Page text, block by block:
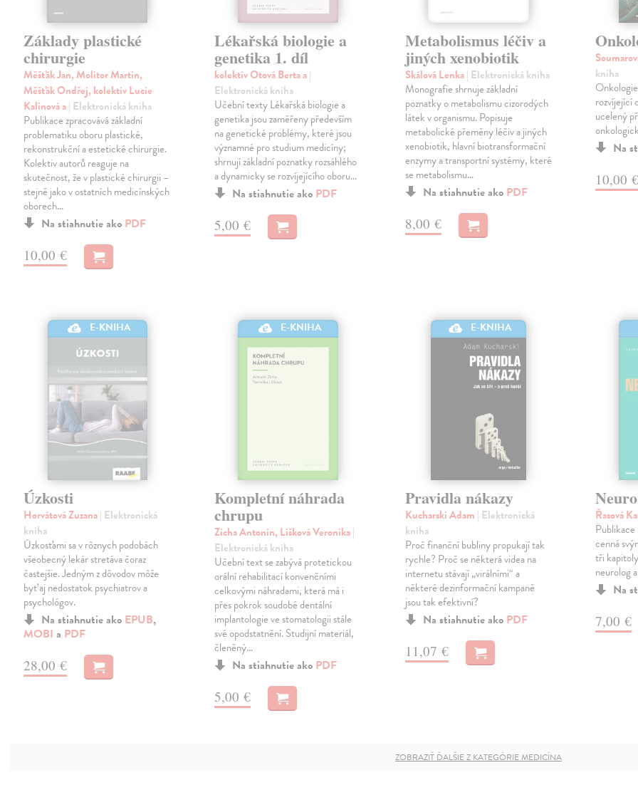
Základy plastické
chirurgie
Měšťák Jan, Molitor Martin,
Měšťák Ondřej, kolektiv Lucie
Kalinová a| Elektronická kniha
Publikace zpracovává základní
problematiku oboru plastické,
rekonstrukční a estetické chirurgie.
Kolektiv autorů reaguje na
skutečnost, že v plastické chirurgii –
stejně jako v ostatních medicínských
oborech…
Na stiahnutie ako PDF
10,00 €
Lékařská biologie a
genetika 1. díl
kolektív Otová Berta a|
Elektronická kniha
Učební texty Lékařská biologie a
genetika jsou zaměřeny především
na genetické problémy, které jsou
významné pro studium medicíny;
shrnují základní poznatky rozsáhlého
a dynamicky se rozvíjejícího oboru…
Na stiahnutie ako PDF
5,00 €
Metabolismus léčiv a
jiných xenobiotik
Skálová Lenka| Elektronická kniha
Monografie shrnuje základní
poznatky o metabolismu cizorodých
látek v organismu. Popisuje
metabolické přeměny léčiv a jiných
xenobiotik, hlavní biotransformační
enzymy a transportní systémy, které
se metabolismu…
Na stiahnutie ako PDF
8,00 €
kniha
rozvíjející
ucelený
Na
10,00 €
E-KNIHA
Úzkosti
Horvátová Zuzana| Elektronická
kniha
Úzkosťami sa v rôznych podobách
všeobecný lekár stretáva čoraz
častejšie. Jedným z dôvodov môže
byť aj nedostatok psychiatrov a
psychológov.
Na stiahnutie ako EPUB,
MOBI a PDF
28,00 €
E-KNIHA
Kompletní náhrada
chrupu
Zicha Antonín, Lišková Veronika|
Elektronická kniha
Učební text se zabývá protetickou
orální rehabilitací konvenčními
celkovými náhradami, která má i
přes pokrok soudobé dentální
implantologie ve stomatologii stále
své opodstatnění. Studijní materiál,
členěný…
Na stiahnutie ako PDF
5,00 €
E-KNIHA
Pravidla nákazy
Kucharski Adam | Elektronická
kniha
Proč finanční bubliny propukají tak
rychle? Proč se některá videa na
internetu stávají „virálními“ a
některé dezinformační kampaně
jsou tak efektivní?
Na stiahnutie ako PDF
11,07 €
Řasová
cenná
tři
neurolog
Na
7,00 €
ZOBRAZIŤ ĎALŠIE Z KATEGÓRIE MEDICÍNA